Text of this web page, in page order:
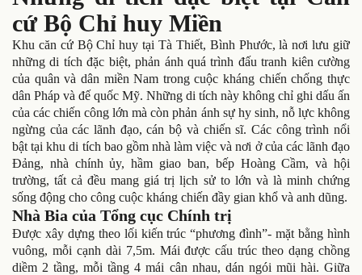
cứ Bộ Chỉ huy Miền
Khu căn cứ Bộ Chỉ huy tại Tà Thiết, Bình Phước, là nơi lưu giữ
những di tích đặc biệt, phản ánh quá trình đấu tranh kiên cường
của quân và dân miền Nam trong cuộc kháng chiến chống thực
dân Pháp và đế quốc Mỹ. Những di tích này không chỉ ghi dấu ấn
của các chiến công lớn mà còn phản ánh sự hy sinh, nỗ lực không
ngừng của các lãnh đạo, cán bộ và chiến sĩ. Các công trình nổi
bật tại khu di tích bao gồm nhà làm việc và nơi ở của các lãnh đạo
Đảng, nhà chính ủy, hầm giao ban, bếp Hoàng Cầm, và hội
trường, tất cả đều mang giá trị lịch sử to lớn và là minh chứng
sống động cho công cuộc kháng chiến đầy gian khổ và anh dũng.
Nhà Bia của Tổng cục Chính trị
Được xây dựng theo lối kiến trúc “phương đình”- mặt bằng hình
vuông, mỗi cạnh dài 7,5m. Mái được cấu trúc theo dạng chồng
diềm 2 tầng, mỗi tầng 4 mái cân nhau, dán ngói mũi hài. Giữa